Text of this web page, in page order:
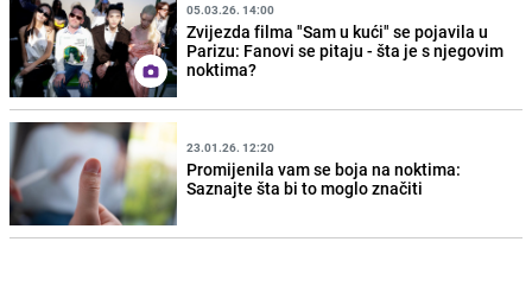
05.03.26. 14:00
Zvijezda filma "Sam u kući" se pojavila u
Parizu: Fanovi se pitaju - šta je s njegovim
noktima?
23.01.26. 12:20
Promijenila vam se boja na noktima:
Saznajte šta bi to moglo značiti